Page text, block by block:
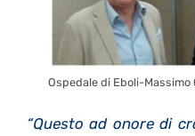
Ospedale di Eboli-Massimo
“Questo ad onore di